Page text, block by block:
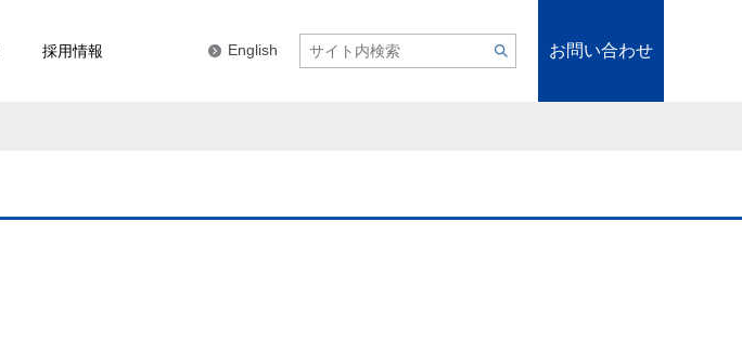
採用情報 English お問い合わせ